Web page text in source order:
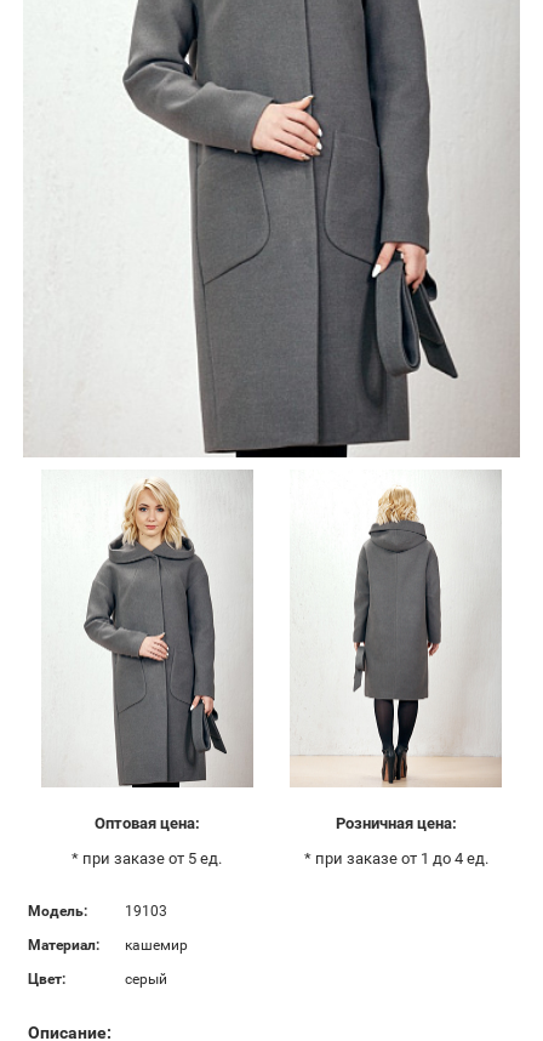
Оптовая цена:
* при заказе от 5 ед.
Розничная цена:
* при заказе от 1 до 4 ед.
Модель:
19103
Материал:
кашемир
Цвет:
серый
Описание: